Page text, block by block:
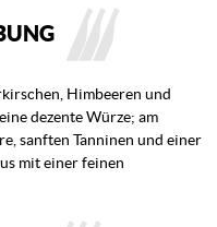
Himbeeren und
dezente Würze; am
sanften Tanninen und einer
mit einer feinen